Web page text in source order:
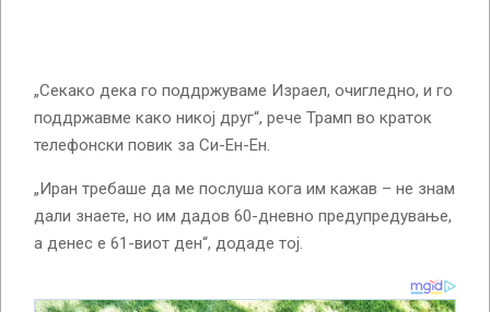
„Секако дека го поддржуваме Израел, очигледно, и го
поддржавме како никој друг“, рече Трамп во краток
телефонски повик за Си-Ен-Ен.
„Иран требаше да ме послуша кога им кажав – не знам
дали знаете, но им дадов 60-дневно предупредување,
а денес е 61-виот ден“, додаде тој.